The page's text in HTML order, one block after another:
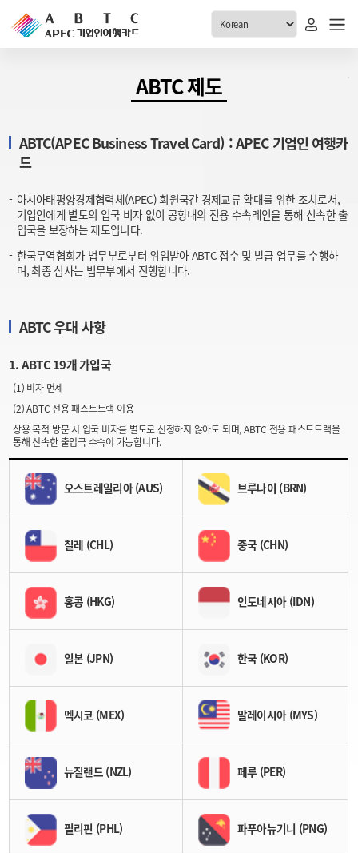
ABTC 전체메뉴
ABTC 제도 소개
발급 자격요건
신규발급 안내
취소/반납 안내
신청진행 현황
고객센터
ABTC 제도
ABTC(APEC Business Travel Card) : APEC 기업인 여행카
드
아시아태평양경제협력체(APEC) 회원국간 경제교류 확대를 위한 조치로서,
기업인에게 별도의 입국 비자 없이 공항내의 전용 수속레인을 통해 신속한 출
입국을 보장하는 제도입니다.
한국무역협회가 법무부로부터 위임받아 ABTC 접수 및 발급 업무를 수행하
며, 최종 심사는 법무부에서 진행합니다.
ABTC 우대 사항
1. ABTC 19개 가입국
(1) 비자 면제
(2) ABTC 전용 패스트트랙 이용
상용 목적 방문 시 입국 비자를 별도로 신청하지 않아도 되며, ABTC 전용 패스트트랙을
통해 신속한 출입국 수속이 가능합니다.
오스트레일리아 (AUS) 브루나이 (BRN)
칠레 (CHL) 중국 (CHN)
홍콩 (HKG) 인도네시아 (IDN)
일본 (JPN) 한국 (KOR)
멕시코 (MEX) 말레이시아 (MYS)
뉴질랜드 (NZL) 페루 (PER)
필리핀 (PHL) 파푸아뉴기니 (PNG)